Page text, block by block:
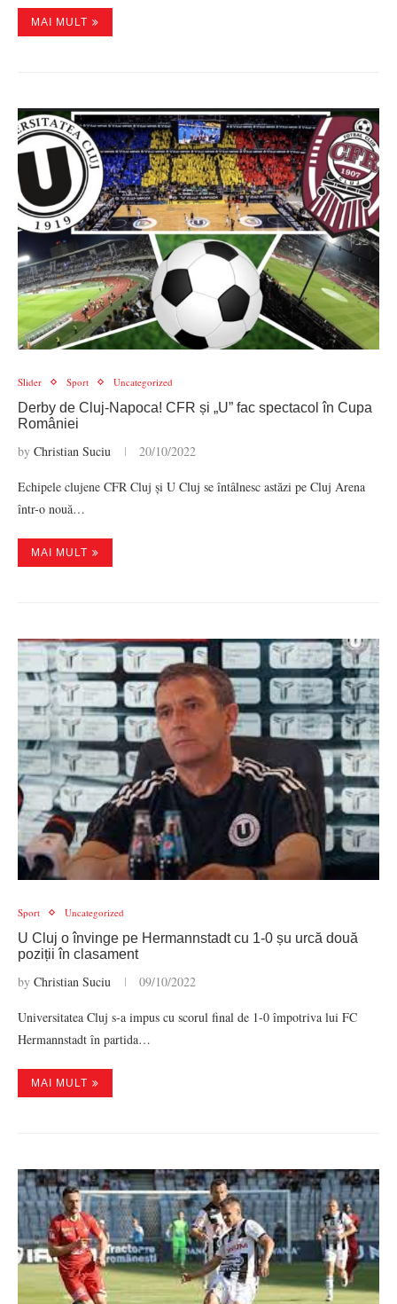
MAI MULT
Slider Sport Uncategorized
Derby de Cluj-Napoca! CFR și „U” fac spectacol în Cupa
României
by Christian Suciu 20/10/2022
Echipele clujene CFR Cluj și U Cluj se întâlnesc astăzi pe Cluj Arena
într-o nouă…
MAI MULT
Sport Uncategorized
U Cluj o învinge pe Hermannstadt cu 1-0 șu urcă două
poziții în clasament
by Christian Suciu 09/10/2022
Universitatea Cluj s-a impus cu scorul final de 1-0 împotriva lui FC
Hermannstadt în partida…
MAI MULT